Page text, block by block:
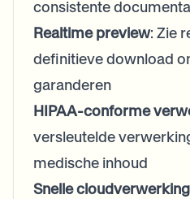
consistente
Realtime preview: Zie
definitieve download
garanderen
HIPAA-conforme
versleutelde
medische inhoud
Snelle cloudverwerking